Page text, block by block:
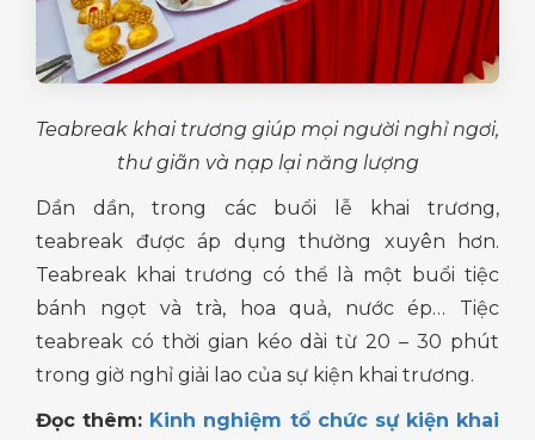
Teabreak khai trương giúp mọi người nghỉ ngơi,
thư giãn và nạp lại năng lượng
Dần dần, trong các buổi lễ khai trương,
teabreak được áp dụng thường xuyên hơn.
Teabreak khai trương có thể là một buổi tiệc
bánh ngọt và trà, hoa quả, nước ép… Tiệc
teabreak có thời gian kéo dài từ 20 – 30 phút
trong giờ nghỉ giải lao của sự kiện khai trương.
Đọc thêm: Kinh nghiệm tổ chức sự kiện khai